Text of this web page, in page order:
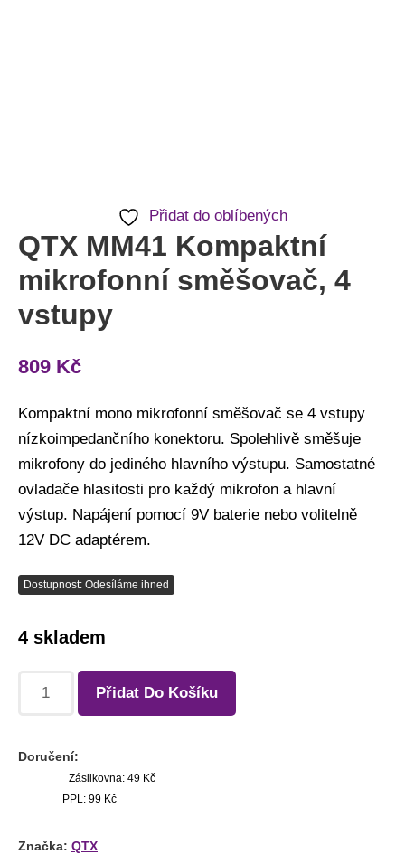
Přidat do oblíbených
QTX MM41 Kompaktní
mikrofonní směšovač, 4
vstupy
809 Kč
Kompaktní mono mikrofonní směšovač se 4 vstupy
nízkoimpedančního konektoru. Spolehlivě směšuje
mikrofony do jediného hlavního výstupu. Samostatné
ovladače hlasitosti pro každý mikrofon a hlavní
výstup. Napájení pomocí 9V baterie nebo volitelně
12V DC adaptérem.
Dostupnost: Odesíláme ihned
4 skladem
Přidat Do Košíku
Doručení:
Zásilkovna: 49 Kč
PPL: 99 Kč
Značka: QTX